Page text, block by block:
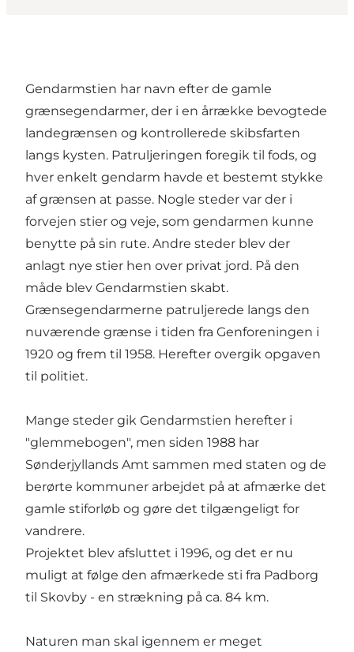
Gendarmstien har navn efter de gamle
grænsegendarmer, der i en årrække bevogtede
landegrænsen og kontrollerede skibsfarten
langs kysten. Patruljeringen foregik til fods, og
hver enkelt gendarm havde et bestemt stykke
af grænsen at passe. Nogle steder var der i
forvejen stier og veje, som gendarmen kunne
benytte på sin rute. Andre steder blev der
anlagt nye stier hen over privat jord. På den
måde blev Gendarmstien skabt.
Grænsegendarmerne patruljerede langs den
nuværende grænse i tiden fra Genforeningen i
1920 og frem til 1958. Herefter overgik opgaven
til politiet.
Mange steder gik Gendarmstien herefter i
"glemmebogen", men siden 1988 har
Sønderjyllands Amt sammen med staten og de
berørte kommuner arbejdet på at afmærke det
gamle stiforløb og gøre det tilgængeligt for
vandrere.
Projektet blev afsluttet i 1996, og det er nu
muligt at følge den afmærkede sti fra Padborg
til Skovby - en strækning på ca. 84 km.
Naturen man skal igennem er meget